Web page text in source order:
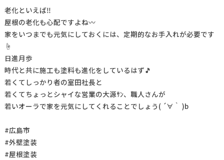
老化といえば‼
屋根の老化も心配ですよね〰
家をいつまでも元気にしておくには、定期的なお手入れが必要です
☝
日進月歩
時代と共に施工も塗料も進化をしているはず🎵
若くてしっかり者の室田社長と
若くてちょっとシャイな営業の大源ｻﾝ、職人さんが
若いオーラで家を元気にしてくれることでしょう( ´∀｀ )b
#広島市
#外壁塗装
#屋根塗装